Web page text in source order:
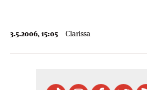
3.5.2006, 15:05 Clarissa